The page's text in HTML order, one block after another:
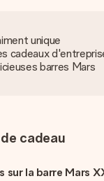
unique
cadeaux
barres Mars
cadeau
sur la barre Mars